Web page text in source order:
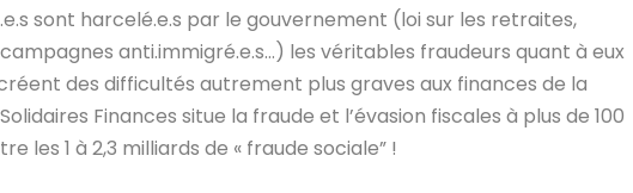
sont harcelé.e.s par le gouvernement (loi sur les retraites,
anti.immigré.e.s…) les véritables fraudeurs quant à eux
des difficultés autrement plus graves aux finances de la
Finances situe la fraude et l’évasion fiscales à plus de 100
les 1 à 2,3 milliards de « fraude sociale” !